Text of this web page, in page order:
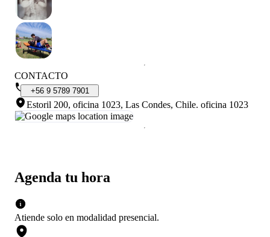
Agenda tu hora
Atiende solo en modalidad presencial.
CONTACTO
+56 9 5789 7901
Estoril 200, oficina 1023, Las Condes, Chile. oficina 1023